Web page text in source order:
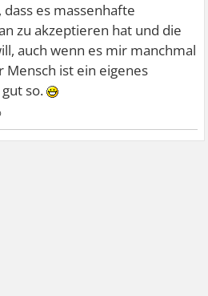
es massenhafte
zu akzeptieren hat und die
auch wenn es mir manchmal
ist ein eigenes
gut so.